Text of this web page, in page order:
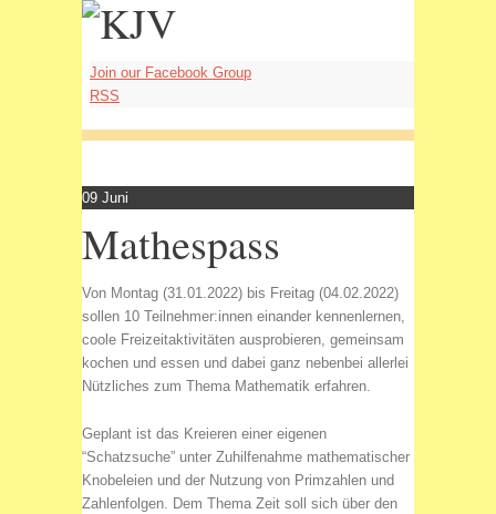
Join our Facebook Group
RSS
09 Juni
Mathespass
Von Montag (31.01.2022) bis Freitag (04.02.2022)
sollen 10 Teilnehmer:innen einander kennenlernen,
coole Freizeitaktivitäten ausprobieren, gemeinsam
kochen und essen und dabei ganz nebenbei allerlei
Nützliches zum Thema Mathematik erfahren.
Geplant ist das Kreieren einer eigenen
“Schatzsuche” unter Zuhilfenahme mathematischer
Knobeleien und der Nutzung von Primzahlen und
Zahlenfolgen. Dem Thema Zeit soll sich über den